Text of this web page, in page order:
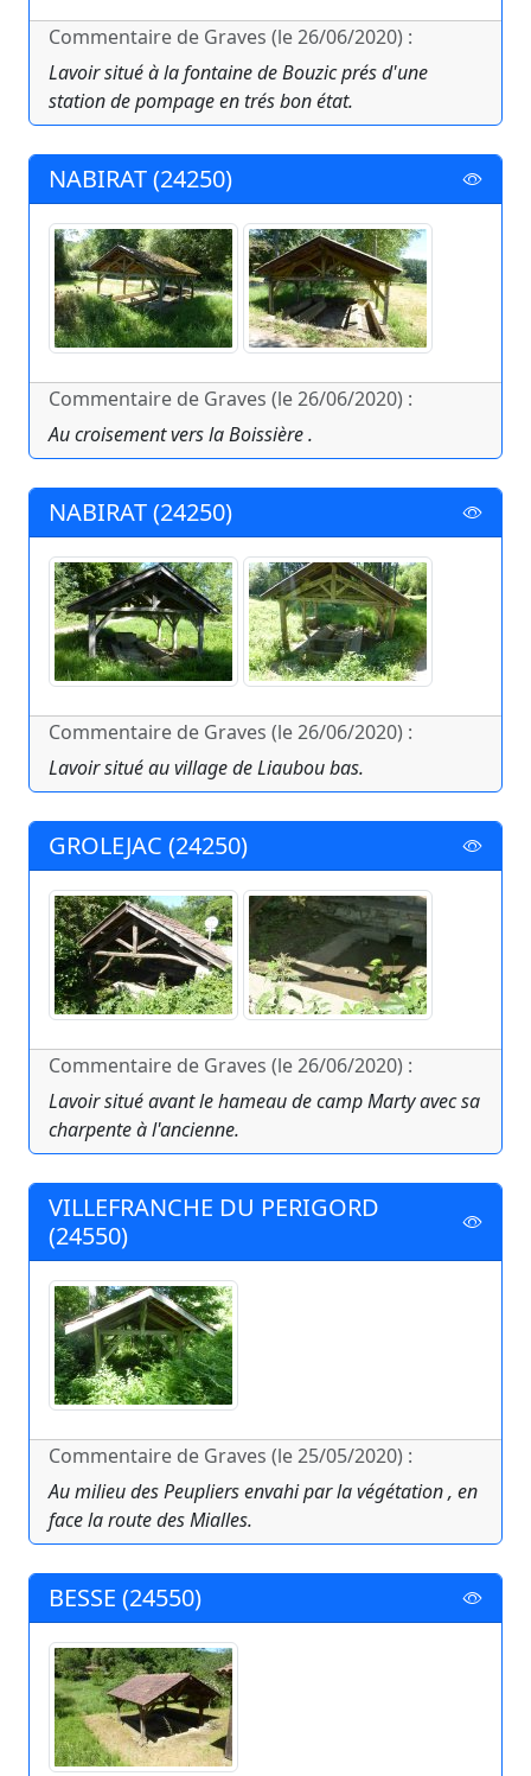
Commentaire de Graves (le 26/06/2020) :
Lavoir situé à la fontaine de Bouzic prés d'une
station de pompage en trés bon état.
NABIRAT (24250)
Commentaire de Graves (le 26/06/2020) :
Au croisement vers la Boissière .
NABIRAT (24250)
Commentaire de Graves (le 26/06/2020) :
Lavoir situé au village de Liaubou bas.
GROLEJAC (24250)
Commentaire de Graves (le 26/06/2020) :
Lavoir situé avant le hameau de camp Marty avec sa
charpente à l'ancienne.
VILLEFRANCHE DU PERIGORD
(24550)
Commentaire de Graves (le 25/05/2020) :
Au milieu des Peupliers envahi par la végétation , en
face la route des Mialles.
BESSE (24550)